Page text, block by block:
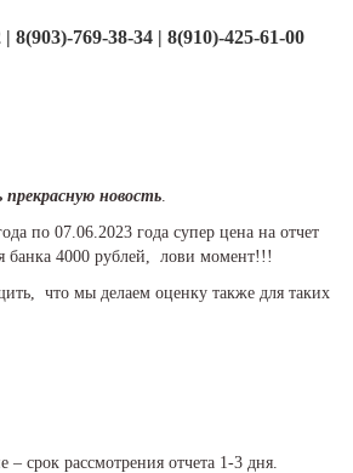
8(903)-769-38-34 | 8(910)-425-61-00
новость
по 07.06.2023 года супер цена на отчет
банка 4000 рублей, лови момент!!!
что мы делаем оценку также для таких
срок рассмотрения отчета 1-3 дня.